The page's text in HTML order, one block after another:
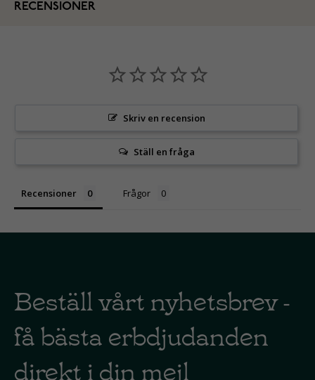
RECENSIONER
Skriv en recension
Ställ en fråga
Recensioner Frågor
Beställ vårt nyhetsbrev -
få bästa erbdjudanden
direkt i din mejl